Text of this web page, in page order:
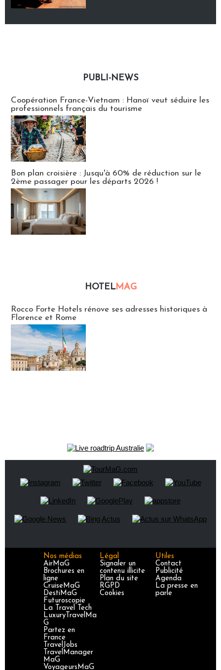
PUBLI-NEWS
Coopération France-Vietnam : Hanoï veut séduire les
professionnels français du tourisme
Bon plan croisière : Jusqu'à 60% de réduction sur le
2ème passager pour les départs 2026 !
HOTELMAG
Rocco Forte Hotels rénove ses adresses historiques à
Florence et Rome
Nos médias
AirMaG
Brochures en
ligne
CruiseMaG
DestiMaG
Futuroscopie
La Travel Tech
LuxuryTravelMa
G
Partez en
France
TravelJobs
TravelManager
MaG
VoyageursMaG
Légal
Signaler un
contenu illicite
Plan du site
RGPD
Cookies
Utiles
Contact
Publicité
Agenda
La presse en
parle